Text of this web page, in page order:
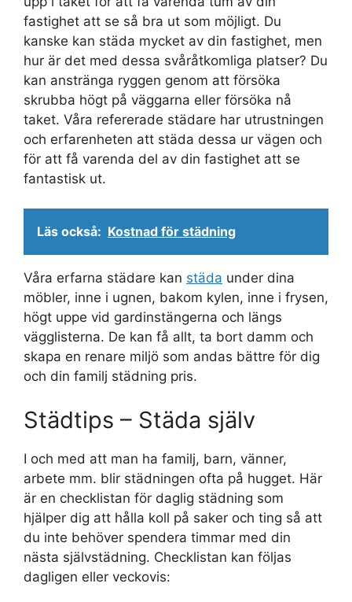
fastighet att se så bra ut som möjligt. Du
kanske kan städa mycket av din fastighet, men
hur är det med dessa svåråtkomliga platser? Du
kan anstränga ryggen genom att försöka
skrubba högt på väggarna eller försöka nå
taket. Våra refererade städare har utrustningen
och erfarenheten att städa dessa ur vägen och
för att få varenda del av din fastighet att se
fantastisk ut.
Läs också: Kostnad för städning
Våra erfarna städare kan städa under dina
möbler, inne i ugnen, bakom kylen, inne i frysen,
högt uppe vid gardinstängerna och längs
vägglisterna. De kan få allt, ta bort damm och
skapa en renare miljö som andas bättre för dig
och din familj städning pris.
Städtips – Städa själv
I och med att man ha familj, barn, vänner,
arbete mm. blir städningen ofta på hugget. Här
är en checklistan för daglig städning som
hjälper dig att hålla koll på saker och ting så att
du inte behöver spendera timmar med din
nästa självstädning. Checklistan kan följas
dagligen eller veckovis: